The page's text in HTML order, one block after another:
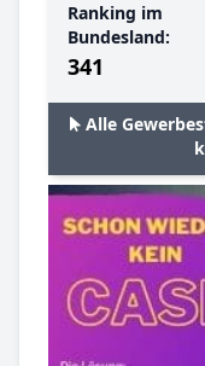
Ranking im
Bundesland:
341
Alle